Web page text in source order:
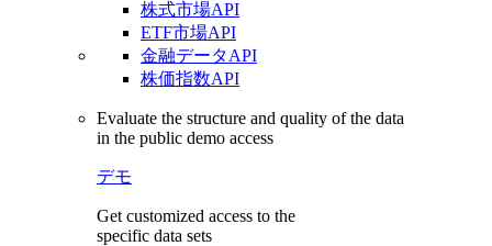
株式市場API
ETF市場API
金融データAPI
株価指数API
Evaluate the structure and quality of the data
in the public demo access
デモ
Get customized access to the
specific data sets